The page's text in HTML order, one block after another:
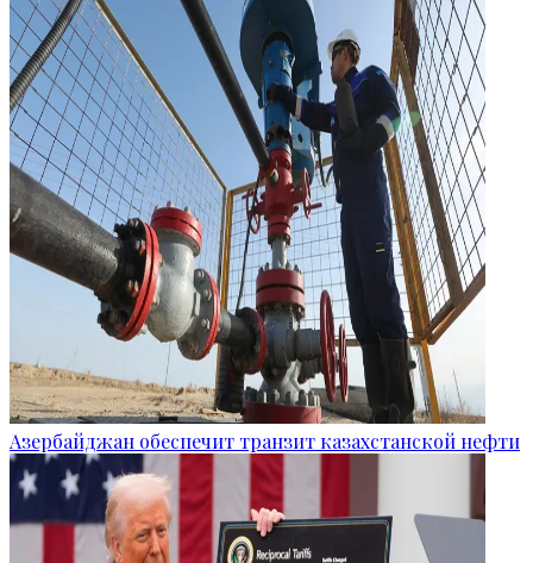
Азербайджан обеспечит транзит казахстанской нефти